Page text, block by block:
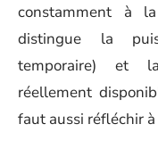
constamment à
distingue la
temporaire) et
réellement
faut aussi réfléchir à